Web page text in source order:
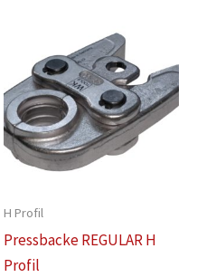
H Profil
Pressbacke REGULAR H
Profil